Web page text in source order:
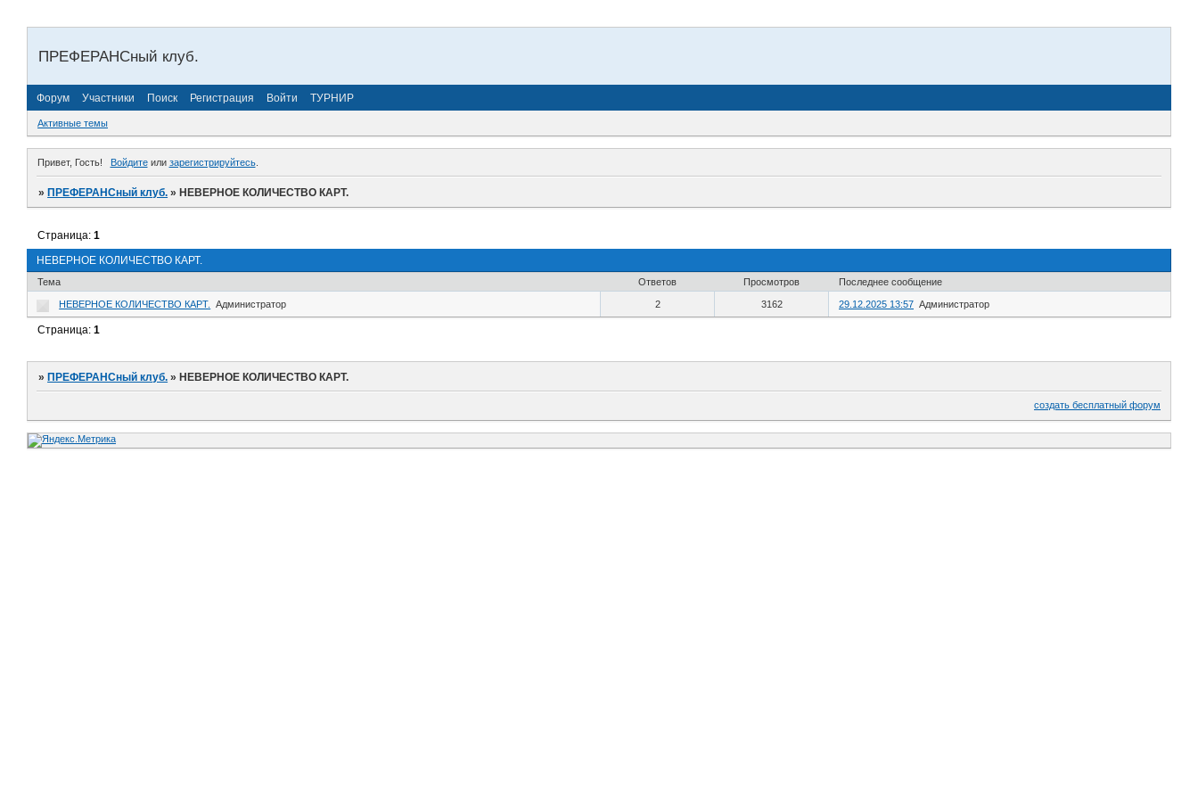
ПРЕФЕРАНСный клуб.
Форум Участники Поиск Регистрация Войти ТУРНИР
Активные темы
Привет, Гость! Войдитеили зарегистрируйтесь.
»ПРЕФЕРАНСный клуб. »НЕВЕРНОЕ КОЛИЧЕСТВО КАРТ.
НЕВЕРНОЕ КОЛИЧЕСТВО КАРТ.
Страница:1
Тема Ответов Просмотров Последнее сообщение
НЕВЕРНОЕ КОЛИЧЕСТВО КАРТ. Администратор 2 3162 29.12.2025 13:57 Администратор
Страница:1
»ПРЕФЕРАНСный клуб. »НЕВЕРНОЕ КОЛИЧЕСТВО КАРТ.
создать бесплатный форум